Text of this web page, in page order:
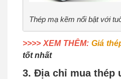
Thép mạ kẽm nổi bật với
>>>> XEM THÊM: Giá
tốt nhất
3. Địa chỉ mua thép